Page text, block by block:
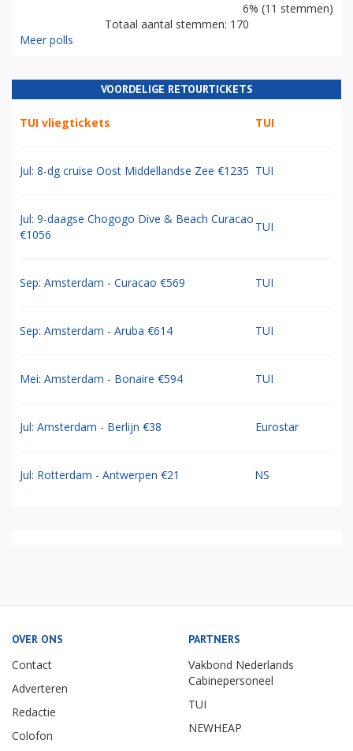
6% (11 stemmen)
Totaal aantal stemmen: 170
Meer polls
VOORDELIGE RETOURTICKETS
TUI vliegtickets TUI
Jul: 8-dg cruise Oost Middellandse Zee €1235 TUI
Jul: 9-daagse Chogogo Dive & Beach Curacao
€1056
TUI
Sep: Amsterdam - Curacao €569 TUI
Sep: Amsterdam - Aruba €614 TUI
Mei: Amsterdam - Bonaire €594 TUI
Jul: Amsterdam - Berlijn €38 Eurostar
Jul: Rotterdam - Antwerpen €21 NS
OVER ONS
Contact
Adverteren
Redactie
Colofon
PARTNERS
Vakbond Nederlands
Cabinepersoneel
TUI
NEWHEAP